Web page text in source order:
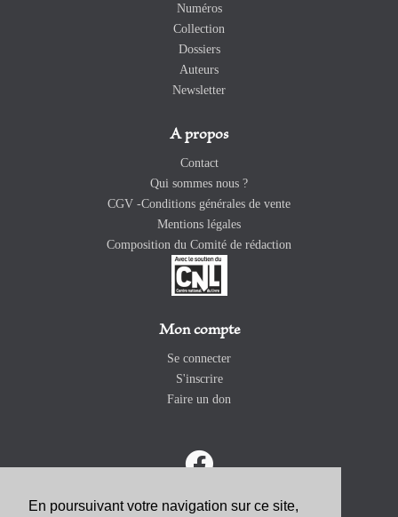
En poursuivant votre navigation sur ce site,
Numéros
Collection
Dossiers
Auteurs
Newsletter
A propos
Contact
Qui sommes nous ?
CGV -Conditions générales de vente
Mentions légales
Composition du Comité de rédaction
Mon compte
Se connecter
S'inscrire
Faire un don